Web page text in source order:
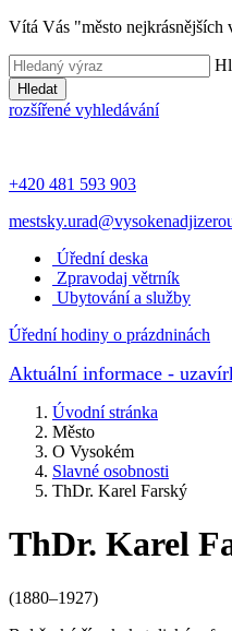
Vítá Vás "město nejkrásnějších
Hledat
rozšířené vyhledávání
+420 481 593 903
Úřední deska
Zpravodaj větrník
Ubytování a služby
Úřední hodiny o prázdninách
Aktuální informace -
Úvodní stránka
Město
O Vysokém
Slavné osobnosti
ThDr. Karel Farský
ThDr. Karel
(1880–1927)